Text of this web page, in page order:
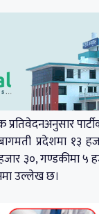
प्रतिवेदनअनुसार
प्रदेशमा १३
३०, गण्डकीमा ५
उल्लेख छ।